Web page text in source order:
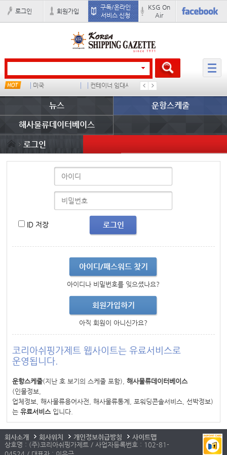
로그인 회원가입
구독/온라인
서비스 신청
KSG On
Air
미국 컨테이너 임대사 ������
뉴스 운항스케줄
해사물류데이터베이스
로그인
로그인
ID 저장
아이디/패스워드 찾기
아이디나 비밀번호를 잊으셨나요?
회원가입하기
아직 회원이 아니신가요?
코리아쉬핑가제트 웹사이트는 유료서비스로
운영됩니다.
운항스케줄(지난 호 보기의 스케줄 포함),해사물류데이터베이스
(인물정보,
업체정보, 해사물류용어사전, 해사물류통계, 포워딩콘솔서비스, 선박정보)
는유료서비스입니다.
회사소개 회사위치 개인정보취급방침
사이트맵
상호명 : (주)코리아쉬핑가제트 / 사업자등록번호 : 102-81-